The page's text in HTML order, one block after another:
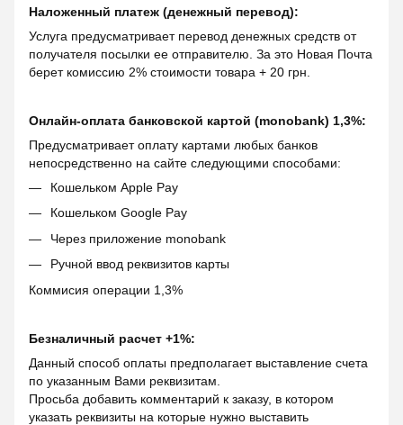
Наложенный платеж (денежный перевод):
Услуга предусматривает перевод денежных средств от
получателя посылки ее отправителю. За это Новая Почта
берет комиссию 2% стоимости товара + 20 грн.
Онлайн-оплата банковской картой (monobank) 1,3%:
Предусматривает оплату картами любых банков
непосредственно на сайте следующими способами:
Кошельком Apple Pay
Кошельком Google Pay
Через приложение monobank
Ручной ввод реквизитов карты
Коммисия операции 1,3%
Безналичный расчет +1%:
Данный способ оплаты предполагает выставление счета
по указанным Вами реквизитам.
Просьба добавить комментарий к заказу, в котором
указать реквизиты на которые нужно выставить